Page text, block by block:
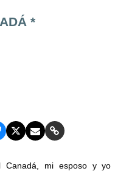
*
Canadá, mi esposo y yo